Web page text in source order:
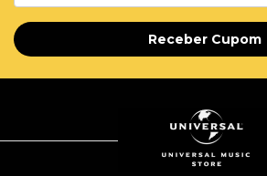
Receber Cupom